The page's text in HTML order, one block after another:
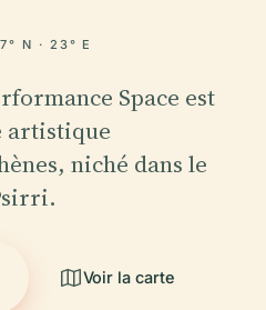
N · 23° E
Space est
artistique
niché dans le
Voir la carte